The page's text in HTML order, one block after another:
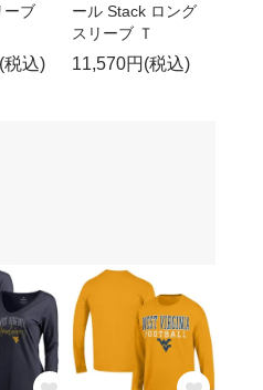
ーブ
税込)
ール Stack ロング
スリーブ Ｔ
11,570円(税込)